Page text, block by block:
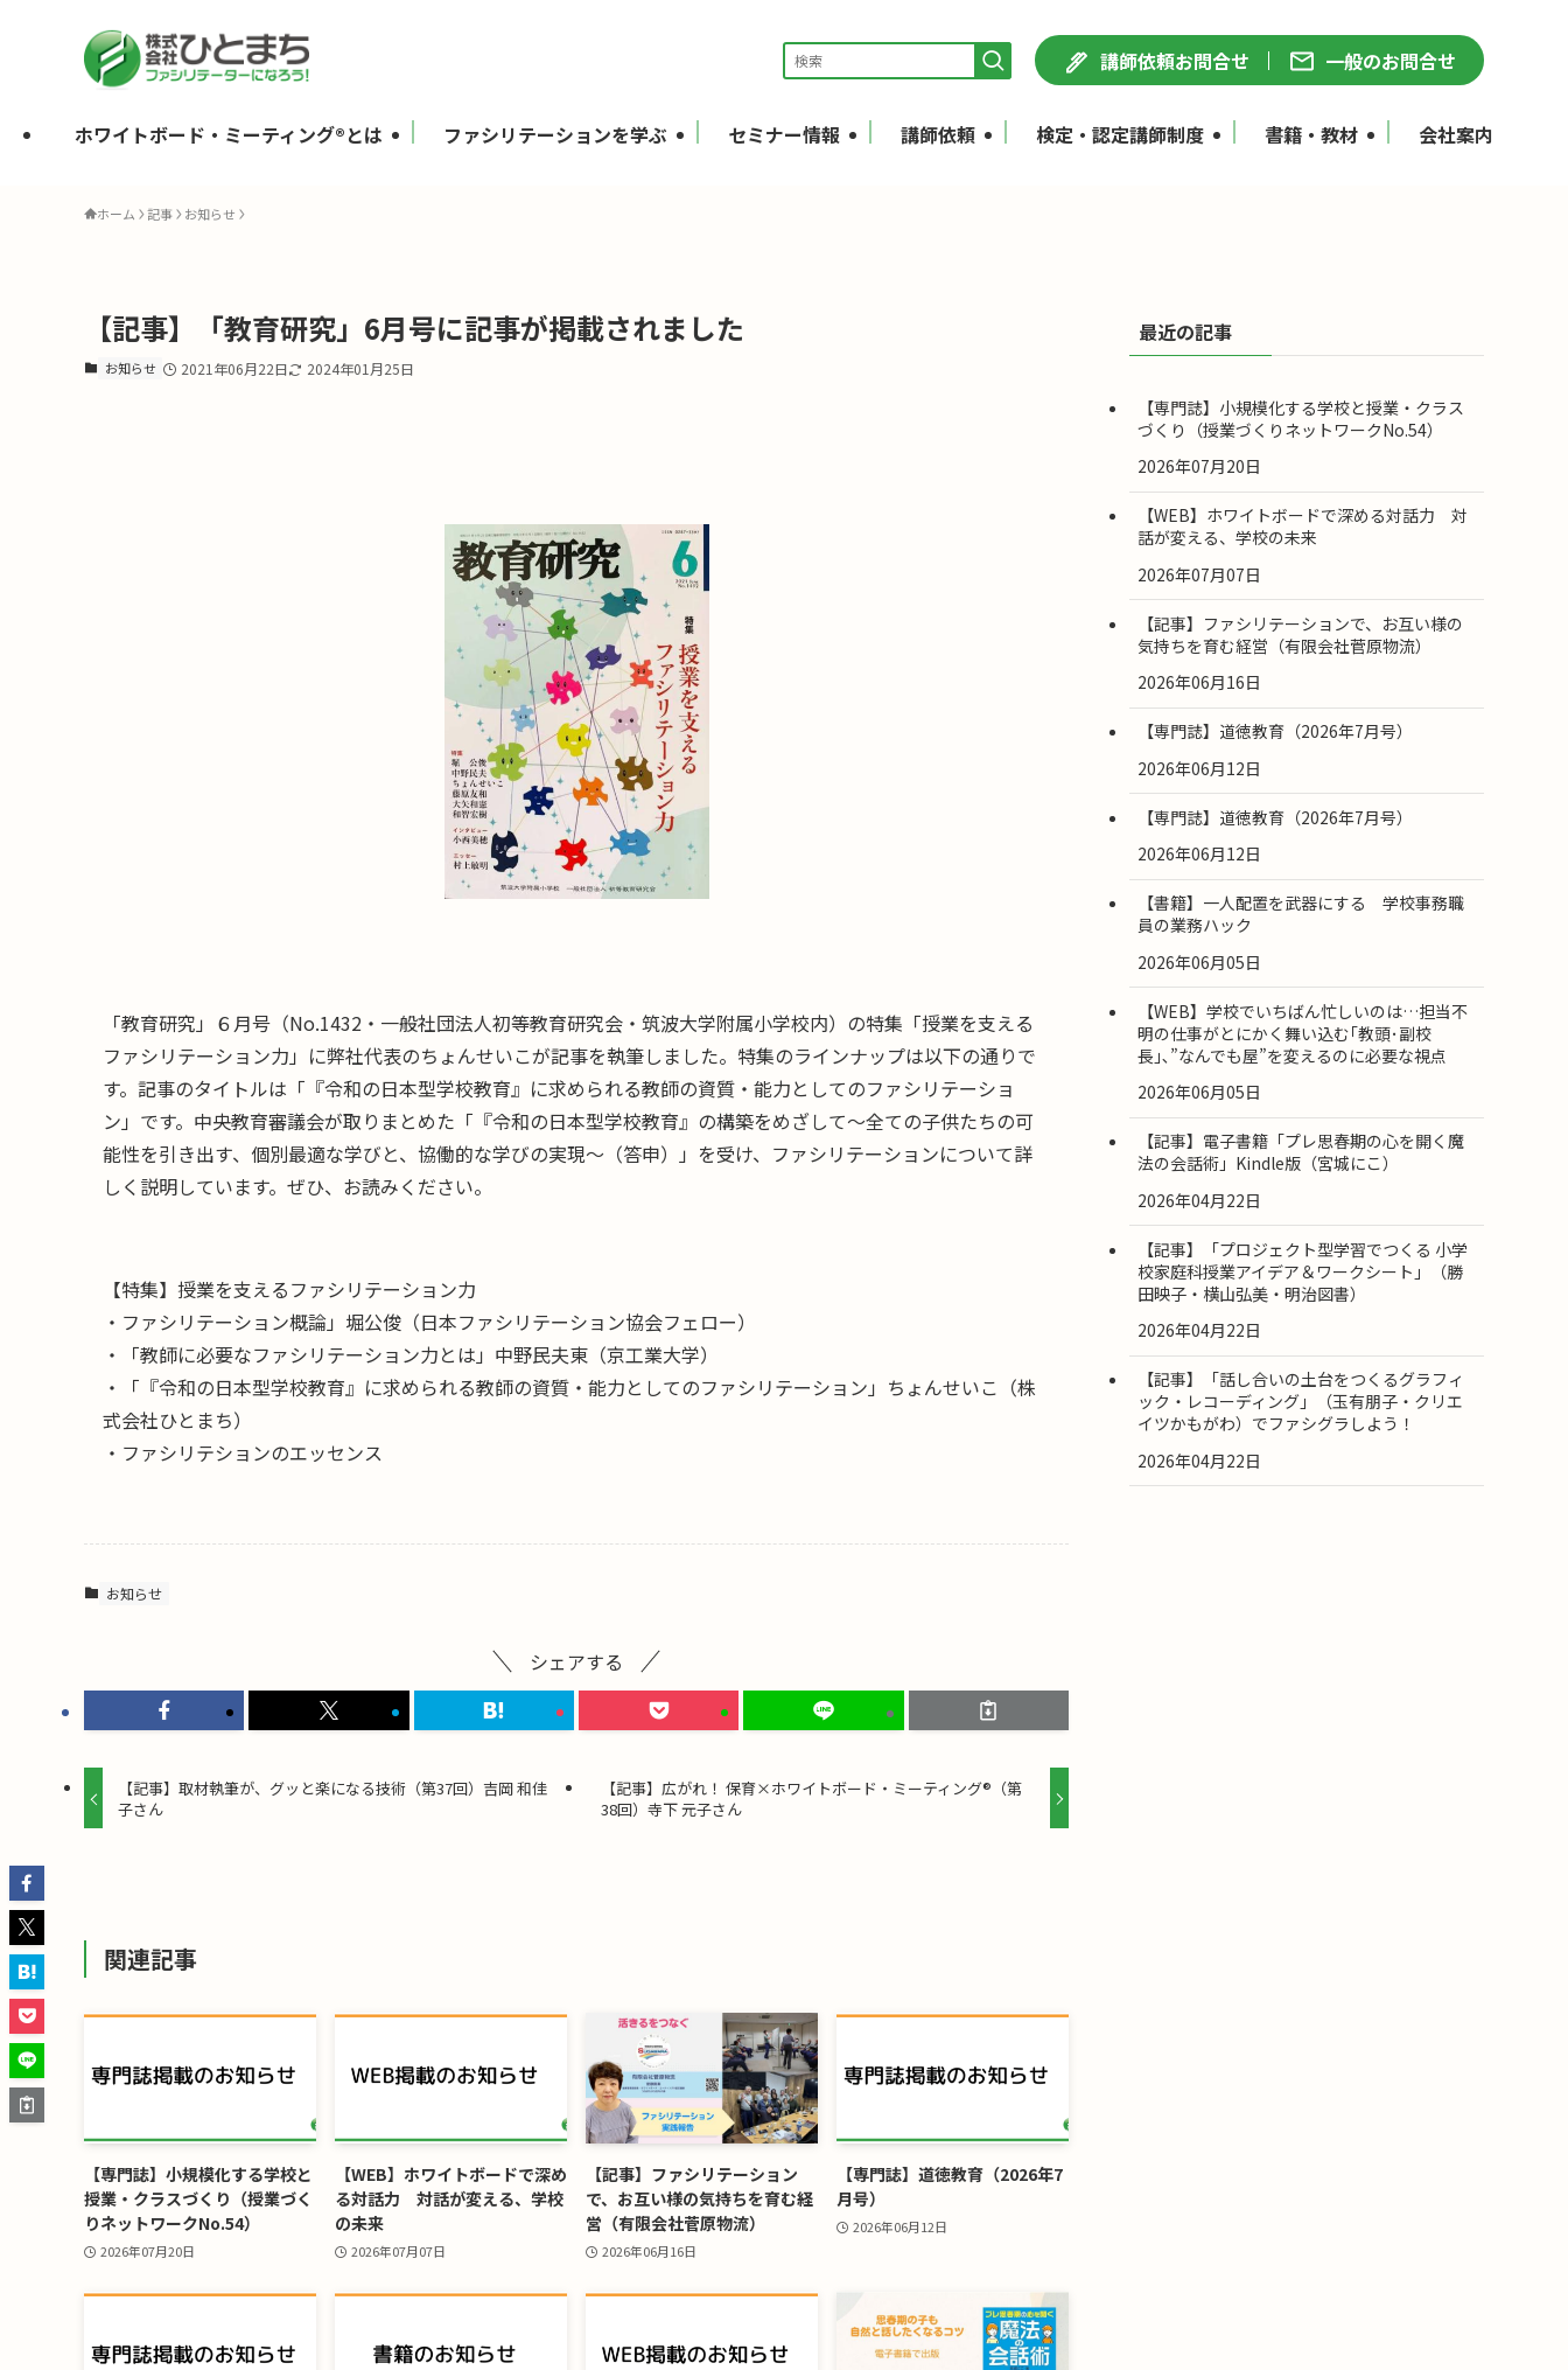
講師依頼お問合せ 一般のお問合せ
ホワイトボード・ミーティング®とは ファシリテーションを学ぶ セミナー情報 講師依頼 検定・認定講師制度 書籍・教材 会社案内
ホーム 記事 お知らせ
【記事】「教育研究」6月号に記事が掲載されました
お知らせ 2021年06月22日 2024年01月25日
「教育研究」６月号（No.1432・一般社団法人初等教育研究会・筑波大学附属小学校内）の特集「授業を支える
ファシリテーション力」に弊社代表のちょんせいこが記事を執筆しました。特集のラインナップは以下の通りで
す。記事のタイトルは「『令和の日本型学校教育』に求められる教師の資質・能力としてのファシリテーショ
ン」です。中央教育審議会が取りまとめた「『令和の日本型学校教育』の構築をめざして〜全ての子供たちの可
能性を引き出す、個別最適な学びと、協働的な学びの実現〜（答申）」を受け、ファシリテーションについて詳
しく説明しています。ぜひ、お読みください。
【特集】授業を支えるファシリテーション力
・ファシリテーション概論」堀公俊（日本ファシリテーション協会フェロー）
・「教師に必要なファシリテーション力とは」中野民夫東（京工業大学）
・「『令和の日本型学校教育』に求められる教師の資質・能力としてのファシリテーション」ちょんせいこ（株
式会社ひとまち）
・ファシリテションのエッセンス
お知らせ
シェアする
【記事】取材執筆が、グッと楽になる技術（第37回）吉岡 和佳
子さん
【記事】広がれ！ 保育×ホワイトボード・ミーティング®︎（第
38回）寺下 元子さん
関連記事
【専門誌】小規模化する学校と
授業・クラスづくり（授業づく
りネットワークNo.54）
2026年07月20日
【WEB】ホワイトボードで深め
る対話力 対話が変える、学校
の未来
2026年07月07日
【記事】ファシリテーション
で、お互い様の気持ちを育む経
営（有限会社菅原物流）
2026年06月16日
【専門誌】道徳教育（2026年7
月号）
2026年06月12日
最近の記事
【専門誌】小規模化する学校と授業・クラス
づくり（授業づくりネットワークNo.54）
2026年07月20日
【WEB】ホワイトボードで深める対話力 対
話が変える、学校の未来
2026年07月07日
【記事】ファシリテーションで、お互い様の
気持ちを育む経営（有限会社菅原物流）
2026年06月16日
【専門誌】道徳教育（2026年7月号）
2026年06月12日
【専門誌】道徳教育（2026年7月号）
2026年06月12日
【書籍】一人配置を武器にする 学校事務職
員の業務ハック
2026年06月05日
【WEB】学校でいちばん忙しいのは…担当不
明の仕事がとにかく舞い込む｢教頭･副校
長｣､”なんでも屋”を変えるのに必要な視点
2026年06月05日
【記事】電子書籍「プレ思春期の心を開く魔
法の会話術」Kindle版（宮城にこ）
2026年04月22日
【記事】「プロジェクト型学習でつくる 小学
校家庭科授業アイデア＆ワークシート」（勝
田映子・横山弘美・明治図書）
2026年04月22日
【記事】「話し合いの土台をつくるグラフィ
ック・レコーディング」（玉有朋子・クリエ
イツかもがわ）でファシグラしよう！
2026年04月22日